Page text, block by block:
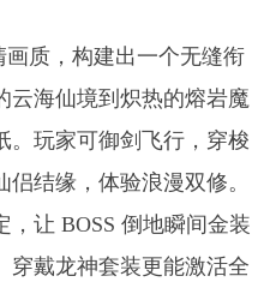
质，构建出一个无缝衔
云海仙境到炽热的熔岩魔
。玩家可御剑飞行，穿梭
结缘，体验浪漫双修。
让 BOSS 倒地瞬间金装
穿戴龙神套装更能激活全